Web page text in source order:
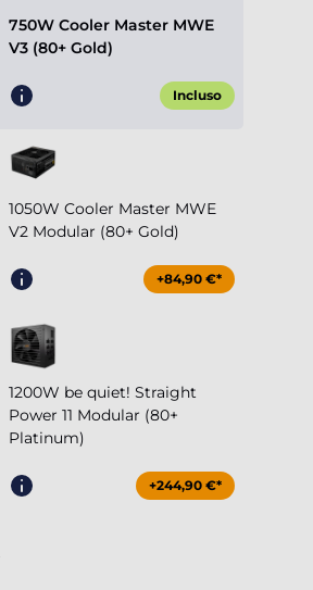
750W Cooler Master MWE
V3 (80+ Gold)
Incluso
1050W Cooler Master MWE
V2 Modular (80+ Gold)
+84,90 €*
1200W be quiet! Straight
Power 11 Modular (80+
Platinum)
+244,90 €*